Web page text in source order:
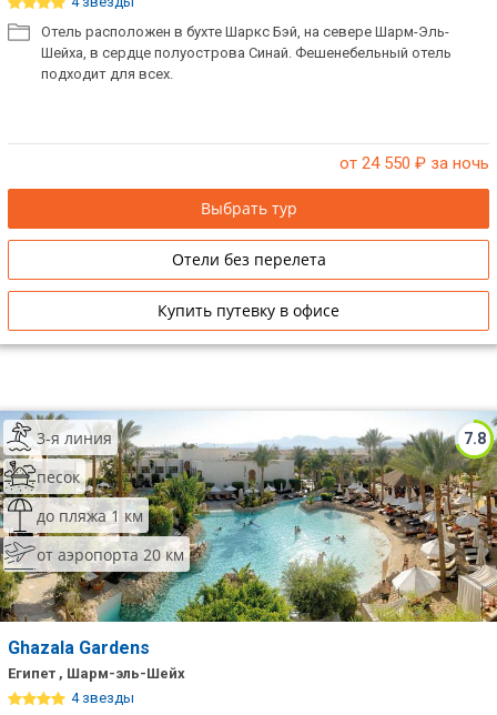
Отель расположен в бухте Шаркс Бэй, на севере Шарм-Эль-
Шейха, в сердце полуострова Синай. Фешенебельный отель
подходит для всех.
от 24 550 ₽ за ночь
Выбрать тур
Отели без перелета
Купить путевку в офисе
7.8
3-я линия
песок
до пляжа 1 км
от аэропорта 20 км
Ghazala Gardens
Египет , Шарм-эль-Шейх
4 звезды